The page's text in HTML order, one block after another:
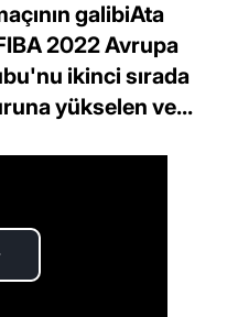
galibiAta
2022 Avrupa
ikinci sırada
yükselen ve...